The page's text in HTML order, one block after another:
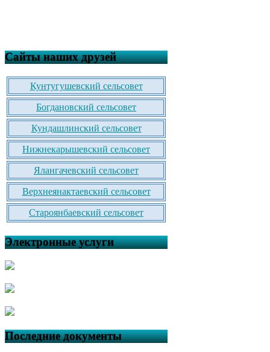
Сайты наших друзей
Кунтугушевский сельсовет
Богдановский сельсовет
Кундашлинский сельсовет
Нижнекарышевский сельсовет
Ялангачевский сельсовет
Верхнеянактаевский сельсовет
Староянбаевский сельсовет
Электронные услуги
Последние документы